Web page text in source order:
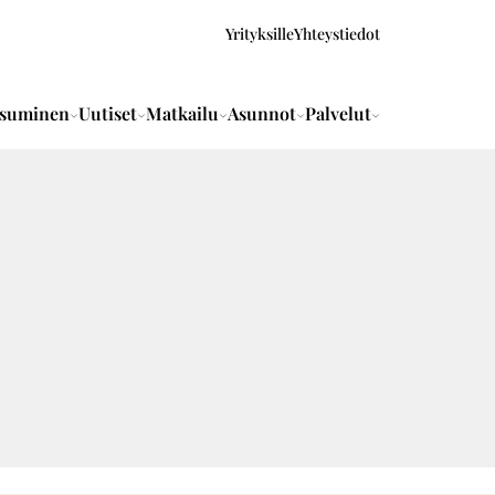
YrityksilleYhteystiedot
Uutiset Matkailu Asunnot Palvelut